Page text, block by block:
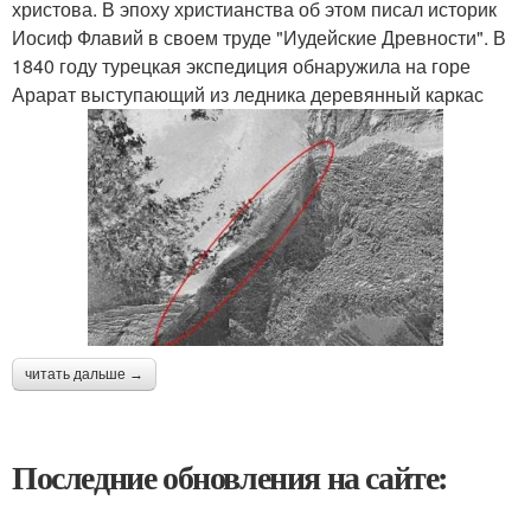
христова. В эпоху христианства об этом писал историк
Иосиф Флавий в своем труде "Иудейские Древности". В
1840 году турецкая экспедиция обнаружила на горе
Арарат выступающий из ледника деревянный каркас
читать дальше →
Последние обновления на сайте: